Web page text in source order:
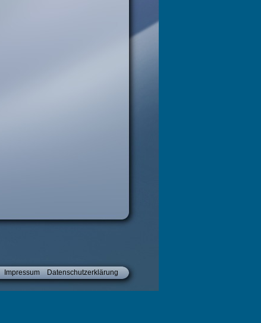
Impressum Datenschutzerklärung